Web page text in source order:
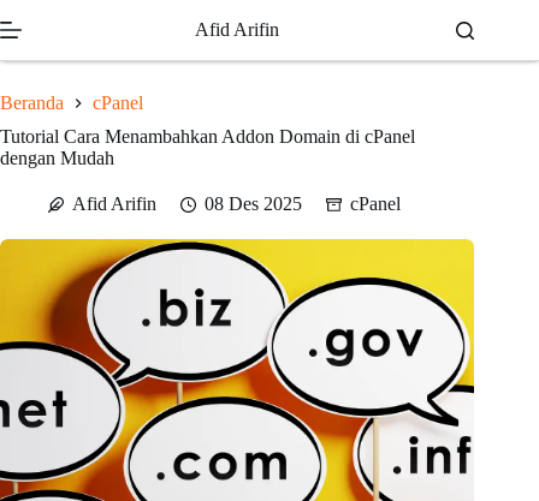
to
Afid Arifin
Beranda
cPanel
Tutorial Cara Menambahkan Addon Domain di cPanel
dengan Mudah
Afid Arifin 08 Des 2025 cPanel